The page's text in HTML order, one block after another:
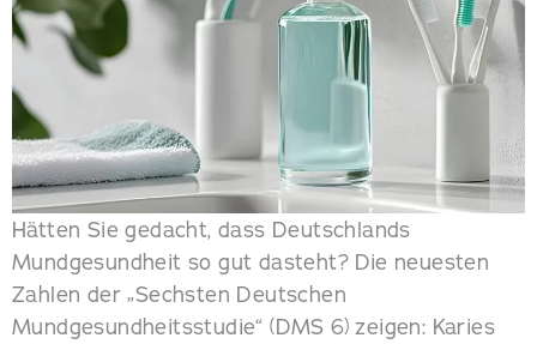
Hätten Sie gedacht, dass Deutschlands
Mundgesundheit so gut dasteht? Die neuesten
Zahlen der „Sechsten Deutschen
Mundgesundheitsstudie“ (DMS 6) zeigen: Karies